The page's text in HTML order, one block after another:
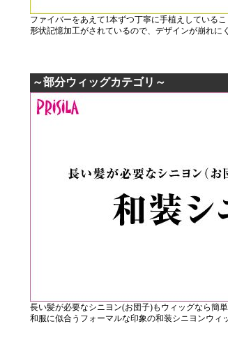
ファイバーをあえて1本ずつ丁寧に手植えしている
形状記憶加工がされているので、デザインが崩れに
～部分ウィッグカテゴリ～
長い髪が必要なシニヨン(お団子)もウィッグなら簡
和服に似合うフォーマルな印象の和装シニヨンウィ